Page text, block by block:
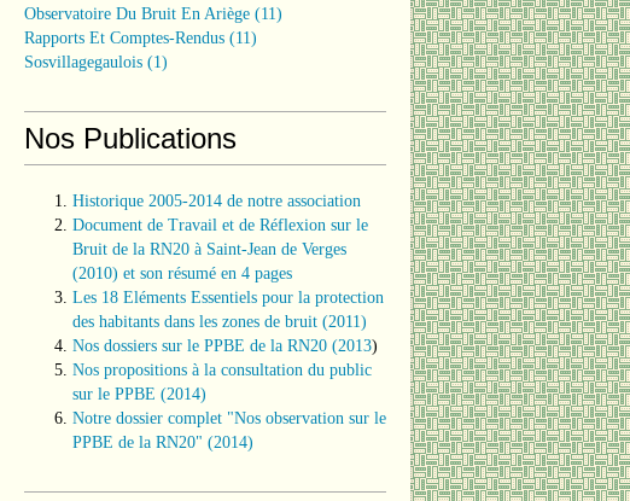
Observatoire Du Bruit En Ariège (11)
Rapports Et Comptes-Rendus (11)
Sosvillagegaulois (1)
Nos Publications
Historique 2005-2014 de notre association
Document de Travail et de Réflexion sur le
Bruit de la RN20 à Saint-Jean de Verges
(2010) et son résumé en 4 pages
Les 18 Eléments Essentiels pour la protection
des habitants dans les zones de bruit (2011)
Nos dossiers sur le PPBE de la RN20 (2013)
Nos propositions à la consultation du public
sur le PPBE (2014)
Notre dossier complet "Nos observation sur le
PPBE de la RN20" (2014)